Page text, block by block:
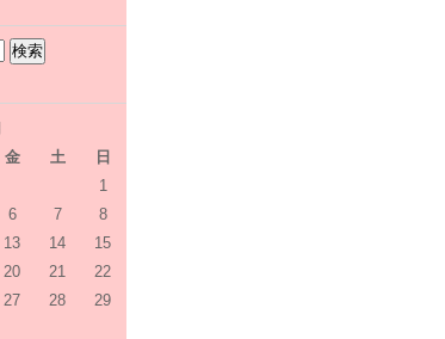
金 土
日
1
6 7
8
13 14
15
20 21
22
27 28
29